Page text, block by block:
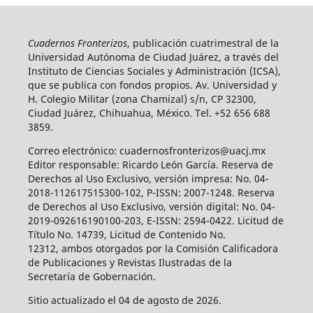
Cuadernos Fronterizos, publicación cuatrimestral de la
Universidad Autónoma de Ciudad Juárez, a través del
Instituto de Ciencias Sociales y Administración (ICSA),
que se publica con fondos propios. Av. Universidad y
H. Colegio Militar (zona Chamizal) s/n, CP 32300,
Ciudad Juárez, Chihuahua, México. Tel. +52 656 688
3859.
Correo electrónico: cuadernosfronterizos@uacj.mx
Editor responsable: Ricardo León García. Reserva de
Derechos al Uso Exclusivo, versión impresa: No. 04-
2018-112617515300-102, P-ISSN: 2007-1248. Reserva
de Derechos al Uso Exclusivo, versión digital: No. 04-
2019-092616190100-203, E-ISSN: 2594-0422. Licitud de
Título No. 14739, Licitud de Contenido No.
12312, ambos otorgados por la Comisión Calificadora
de Publicaciones y Revistas Ilustradas de la
Secretaría de Gobernación.
Sitio actualizado el 04 de agosto de 2026.